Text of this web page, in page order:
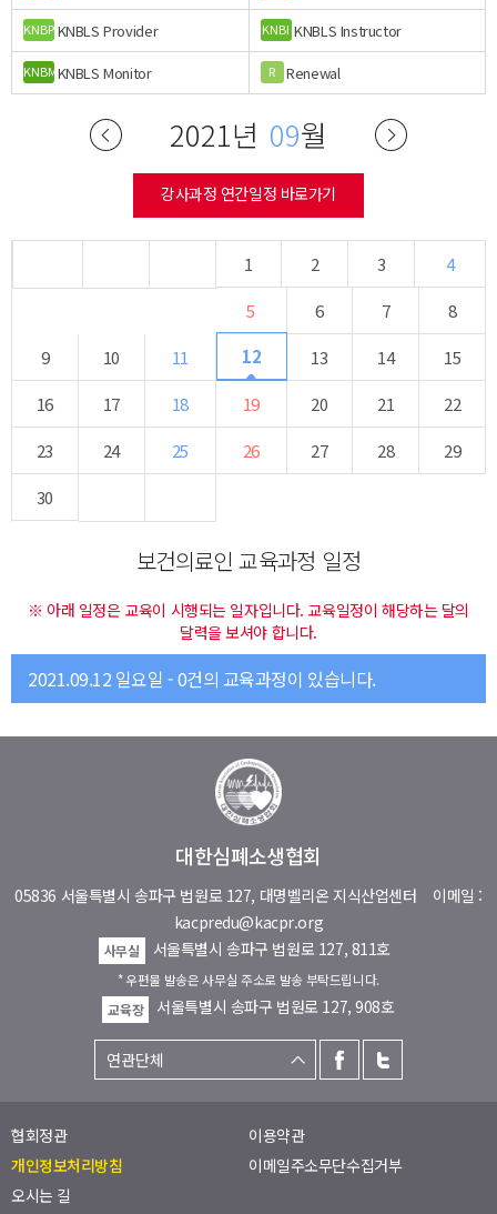
KNBPKNBLS Provider KNBI KNBLS Instructor
KNBMKNBLS Monitor R Renewal
2021년 09월
강사과정 연간일정 바로가기
1 2 3
4
5
6 7
8
9
10 11 12 13 14
15
16
17 18 19 20 21
22
23
24 25 26 27 28
29
30
보건의료인 교육과정 일정
※ 아래 일정은 교육이 시행되는 일자입니다. 교육일정이 해당하는 달의
달력을 보셔야 합니다.
2021.09.12 일요일 - 0건의 교육과정이 있습니다.
대한심폐소생협회
05836 서울특별시 송파구 법원로 127, 대명벨리온 지식산업센터 이메일 :
kacpredu@kacpr.org
사무실 서울특별시 송파구 법원로 127, 811호
* 우편물 발송은 사무실 주소로 발송 부탁드립니다.
교육장
서울특별시 송파구 법원로 127, 908호
협회정관
이용약관
개인정보처리방침
이메일주소무단수집거부
오시는 길